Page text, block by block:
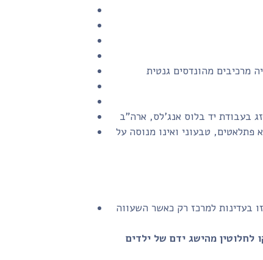
מרכיבים מהונדסים גנטית
פתלאטים, טבעוני ואינו מנוסה על
בעדינות למרכז רק כאשר השעווה